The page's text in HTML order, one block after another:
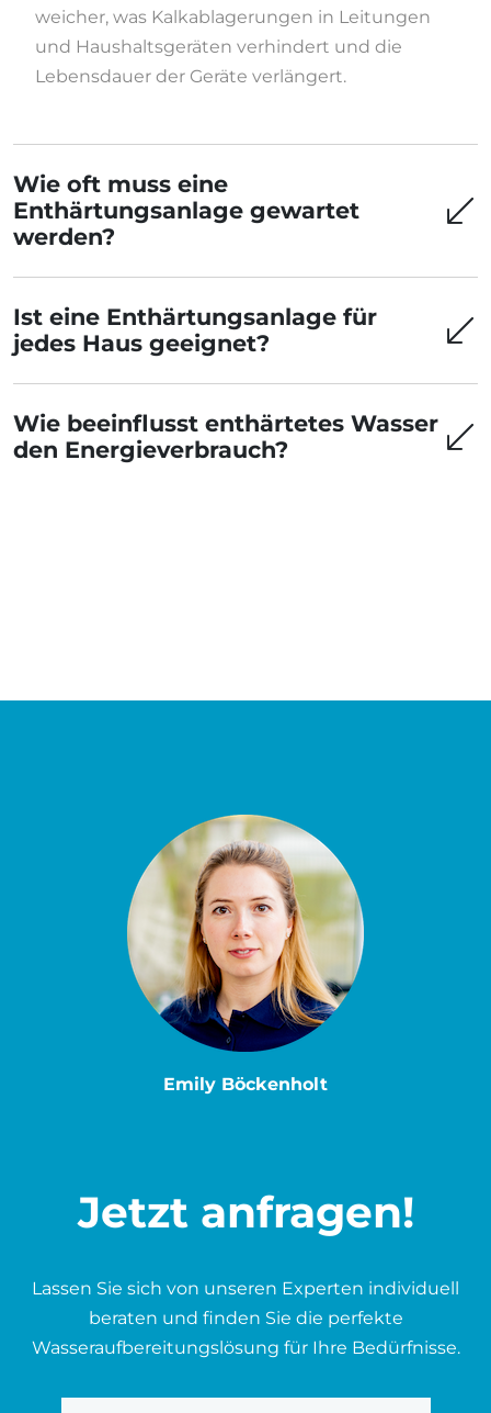
weicher, was Kalkablagerungen in Leitungen
und Haushaltsgeräten verhindert und die
Lebensdauer der Geräte verlängert.
Wie oft muss eine
Enthärtungsanlage gewartet
werden?
Ist eine Enthärtungsanlage für
jedes Haus geeignet?
Wie beeinflusst enthärtetes Wasser
den Energieverbrauch?
Emily Böckenholt
Jetzt anfragen!
Lassen Sie sich von unseren Experten individuell
beraten und finden Sie die perfekte
Wasseraufbereitungslösung für Ihre Bedürfnisse.